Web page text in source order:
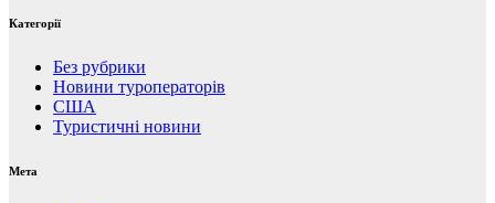
Категорії
Без рубрики
Новини туроператорів
США
Туристичні новини
Мета